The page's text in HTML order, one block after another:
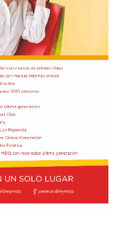
donde se hallaban
resultó letal: sólo
lugar donde velaron
el arco político de
de jóvenes que
el peronismo, bajo
como conductor. Y el
sus restos
en el cementerio
hacia la
donde ofició una